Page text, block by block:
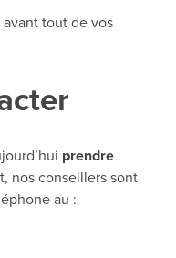
tout de vos
prendre
nos conseillers sont
au :